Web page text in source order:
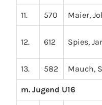
11. 570 Maier,
12. 612 Spies,
13. 582 Mauch,
m. Jugend U16